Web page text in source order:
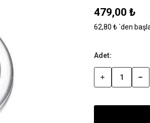
479,00 ₺
62,80 ₺ `den